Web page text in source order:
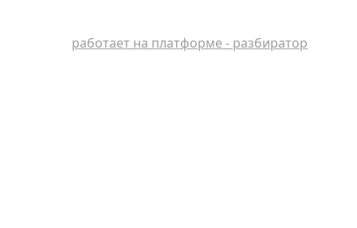
работает на платформе - разбиратор